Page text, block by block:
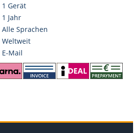
1 Gerät
1 Jahr
Alle Sprachen
Weltweit
E-Mail